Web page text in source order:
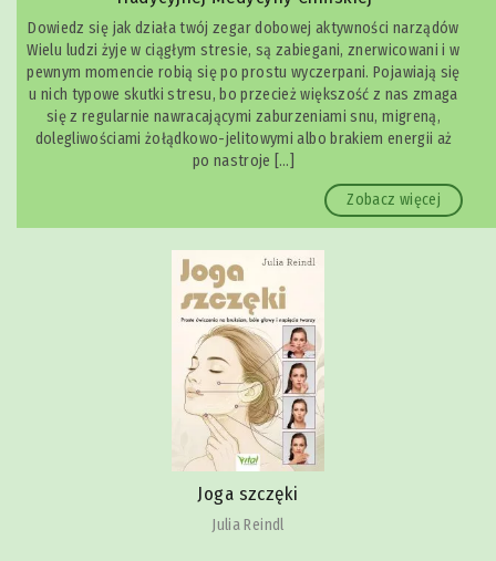
Dowiedz się jak działa twój zegar dobowej aktywności narządów
Wielu ludzi żyje w ciągłym stresie, są zabiegani, znerwicowani i w
pewnym momencie robią się po prostu wyczerpani. Pojawiają się
u nich typowe skutki stresu, bo przecież większość z nas zmaga
się z regularnie nawracającymi zaburzeniami snu, migreną,
dolegliwościami żołądkowo-jelitowymi albo brakiem energii aż
po nastroje […]
Zobacz więcej
Joga szczęki
Julia Reindl